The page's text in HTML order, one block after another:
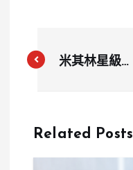
米其林星級新
1星，公信力
Related Posts